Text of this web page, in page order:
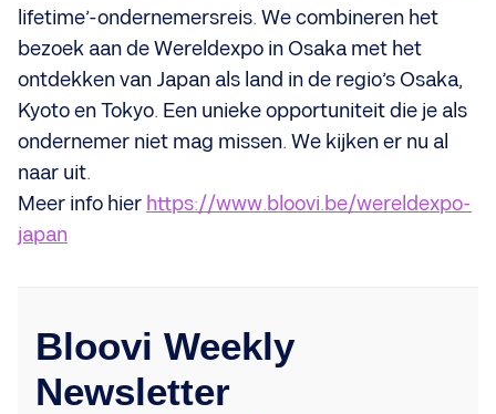
lifetime’-ondernemersreis. We combineren het
bezoek aan de Wereldexpo in Osaka met het
ontdekken van Japan als land in de regio’s Osaka,
Kyoto en Tokyo. Een unieke opportuniteit die je als
ondernemer niet mag missen. We kijken er nu al
naar uit.
Meer info hier https://www.bloovi.be/wereldexpo-
japan
Bloovi Weekly
Newsletter